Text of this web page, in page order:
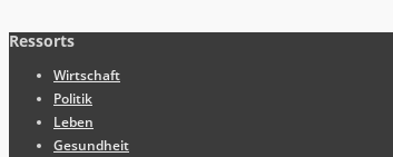
Ressorts
Wirtschaft
Politik
Leben
Gesundheit